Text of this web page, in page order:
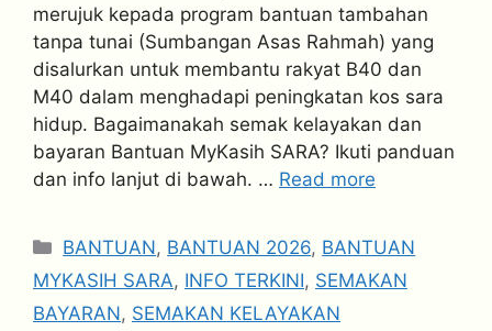
merujuk kepada program bantuan tambahan
tanpa tunai (Sumbangan Asas Rahmah) yang
disalurkan untuk membantu rakyat B40 dan
M40 dalam menghadapi peningkatan kos sara
hidup. Bagaimanakah semak kelayakan dan
bayaran Bantuan MyKasih SARA? Ikuti panduan
dan info lanjut di bawah. … Read more
Categories
BANTUAN, BANTUAN 2026, BANTUAN
MYKASIH SARA, INFO TERKINI, SEMAKAN
BAYARAN, SEMAKAN KELAYAKAN